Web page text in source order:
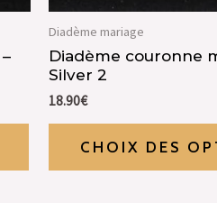
Diadème mariage
Diadème couronne
Silver 2
18.90€
CHOIX DES